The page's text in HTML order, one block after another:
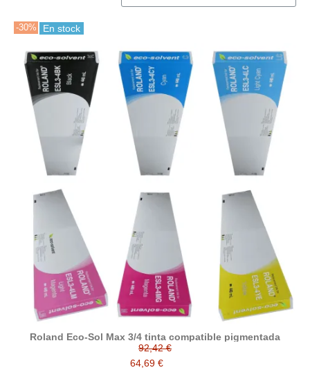
-30% En stock
Roland Eco-Sol Max 3/4 tinta compatible pigmentada
92,42 €
64,69 €